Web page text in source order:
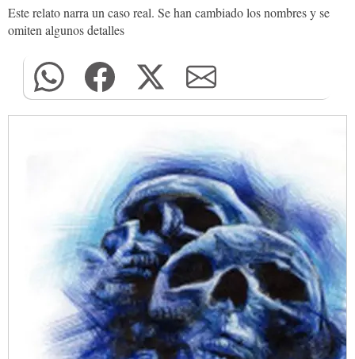
Este relato narra un caso real. Se han cambiado los nombres y se
omiten algunos detalles